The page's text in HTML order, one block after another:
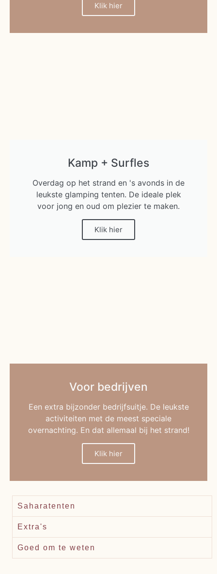
Klik hier
Kamp + Surfles
Overdag op het strand en 's avonds in de
leukste glamping tenten. De ideale plek
voor jong en oud om plezier te maken.
Klik hier
Voor bedrijven
Een extra bijzonder bedrijfsuitje. De leukste
activiteiten met de meest speciale
overnachting. En dat allemaal bij het strand!
Klik hier
Saharatenten
Extra's
Goed om te weten